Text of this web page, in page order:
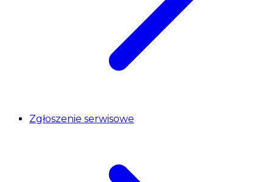
Zgłoszenie serwisowe